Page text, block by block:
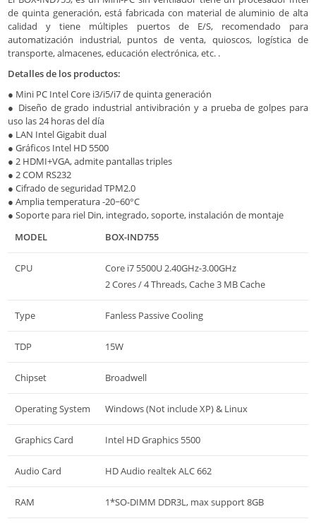
de quinta generación, está fabricada con material de aluminio de alta
calidad y tiene múltiples puertos de E/S, recomendado para
automatización industrial, puntos de venta, quioscos, logística de
transporte, almacenes, educación electrónica, etc. .
Detalles de los productos:
● Mini PC Intel Core i3/i5/i7 de quinta generación
● Diseño de grado industrial antivibración y a prueba de golpes para
uso las 24 horas del día
● LAN Intel Gigabit dual
● Gráficos Intel HD 5500
● 2 HDMI+VGA, admite pantallas triples
● 2 COM RS232
● Cifrado de seguridad TPM2.0
● Amplia temperatura -20~60°C
● Soporte para riel Din, integrado, soporte, instalación de montaje
MODEL
BOX-IND755
CPU
Core i7 5500U 2.40GHz-3.00GHz
2 Cores / 4 Threads, Cache 3 MB Cache
Type Fanless Passive Cooling
TDP 15W
Chipset Broadwell
Operating System Windows (Not include XP) & Linux
Graphics Card Intel HD Graphics 5500
Audio Card HD Audio realtek ALC 662
RAM 1*SO-DIMM DDR3L, max support 8GB